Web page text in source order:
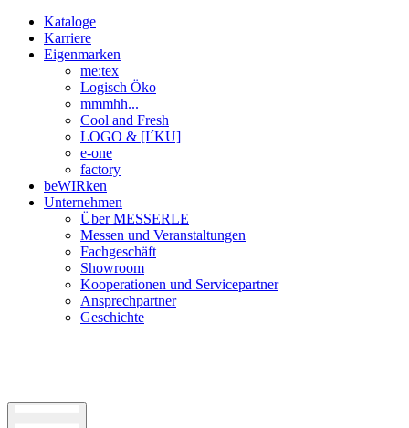
Kataloge
Karriere
Eigenmarken
me:tex
Logisch Öko
mmmhh...
Cool and Fresh
LOGO & [I´KU]
e-one
factory
beWIRken
Unternehmen
Über MESSERLE
Messen und Veranstaltungen
Fachgeschäft
Showroom
Kooperationen und Servicepartner
Ansprechpartner
Geschichte